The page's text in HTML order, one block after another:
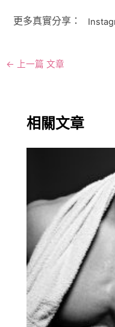
更多真實分享：
← 上一篇 文章
相關文章